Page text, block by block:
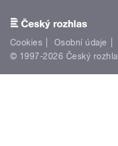
Cookies Osobní údaje
© 1997-2026 Český